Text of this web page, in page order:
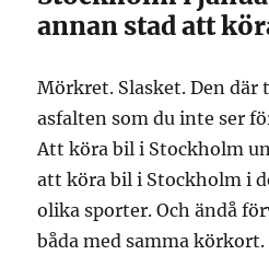
annan stad att
Mörkret. Slasket. Den där
asfalten som du inte ser
Att köra bil i Stockholm
att köra bil i Stockholm i
olika sporter. Och ändå
båda med samma körkort.